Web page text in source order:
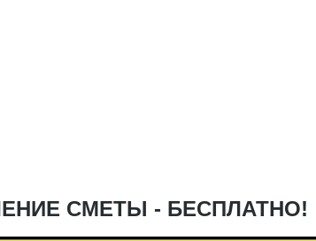
СМЕТЫ - БЕСПЛАТНО!